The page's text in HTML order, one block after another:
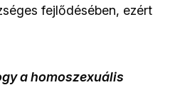
fejlődésében, ezért
a homoszexuális